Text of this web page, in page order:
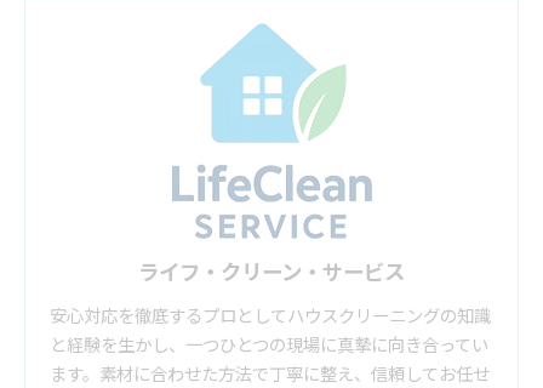
ライフ・クリーン・サービス
安心対応を徹底するプロとしてハウスクリーニングの知識
と経験を生かし、一つひとつの現場に真摯に向き合ってい
ます。素材に合わせた方法で丁寧に整え、信頼してお任せ